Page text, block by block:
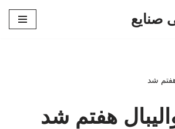
صنایع
شد
هفتم شد